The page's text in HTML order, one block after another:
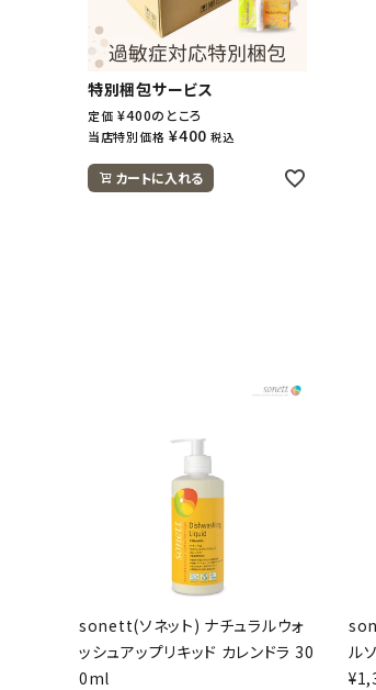
特別梱包サービス
定価 ¥400のところ
当店特別価格 ¥400 税込
カートに入れる
sonett(ソネット) ナチュラルウォ
ッシュアップリキッド カレンドラ 30
0ml
ル
¥